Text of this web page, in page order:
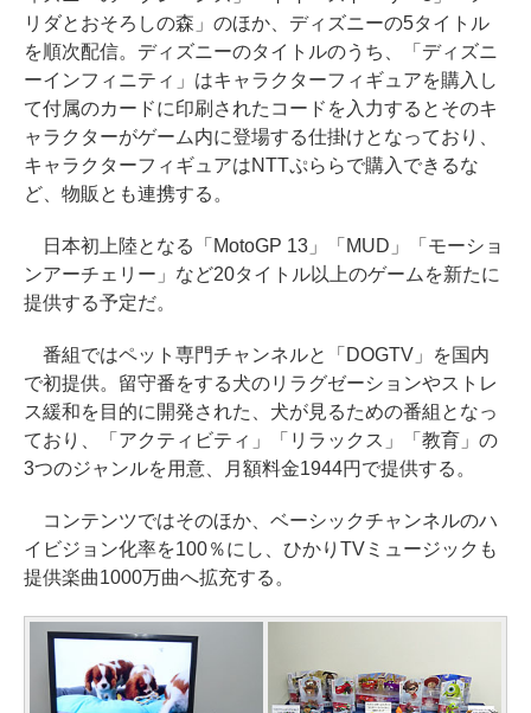
リダとおそろしの森」のほか、ディズニーの5タイトル
を順次配信。ディズニーのタイトルのうち、「ディズニ
ーインフィニティ」はキャラクターフィギュアを購入し
て付属のカードに印刷されたコードを入力するとそのキ
ャラクターがゲーム内に登場する仕掛けとなっており、
キャラクターフィギュアはNTTぷららで購入できるな
ど、物販とも連携する。
日本初上陸となる「MotoGP 13」「MUD」「モーショ
ンアーチェリー」など20タイトル以上のゲームを新たに
提供する予定だ。
番組ではペット専門チャンネルと「DOGTV」を国内
で初提供。留守番をする犬のリラグゼーションやストレ
ス緩和を目的に開発された、犬が見るための番組となっ
ており、「アクティビティ」「リラックス」「教育」の
3つのジャンルを用意、月額料金1944円で提供する。
コンテンツではそのほか、ベーシックチャンネルのハ
イビジョン化率を100％にし、ひかりTVミュージックも
提供楽曲1000万曲へ拡充する。